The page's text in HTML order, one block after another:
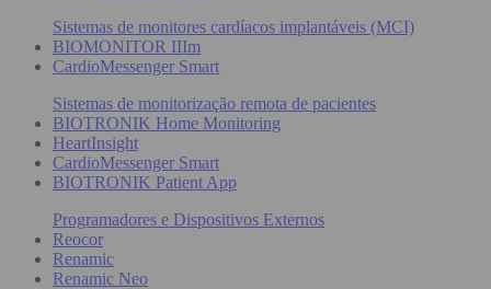
Sistemas de monitores cardíacos implantáveis (MCI)
BIOMONITOR IIIm
CardioMessenger Smart
Sistemas de monitorização remota de pacientes
BIOTRONIK Home Monitoring
HeartInsight
CardioMessenger Smart
BIOTRONIK Patient App
Programadores e Dispositivos Externos
Reocor
Renamic
Renamic Neo